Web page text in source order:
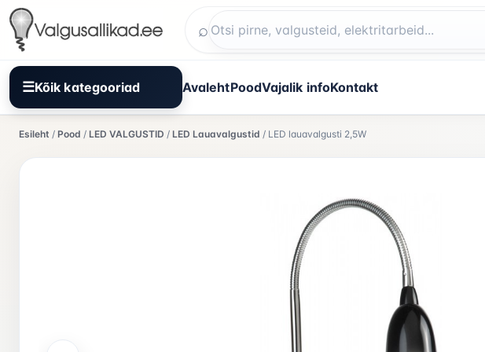
Liigu
sisuni
⌕
Otsi
Kõik kategooriad AvalehtPoodVajalik infoKontakt
Esileht / Pood / LED VALGUSTID / LED Lauavalgustid / LED lauavalgusti 2,5W